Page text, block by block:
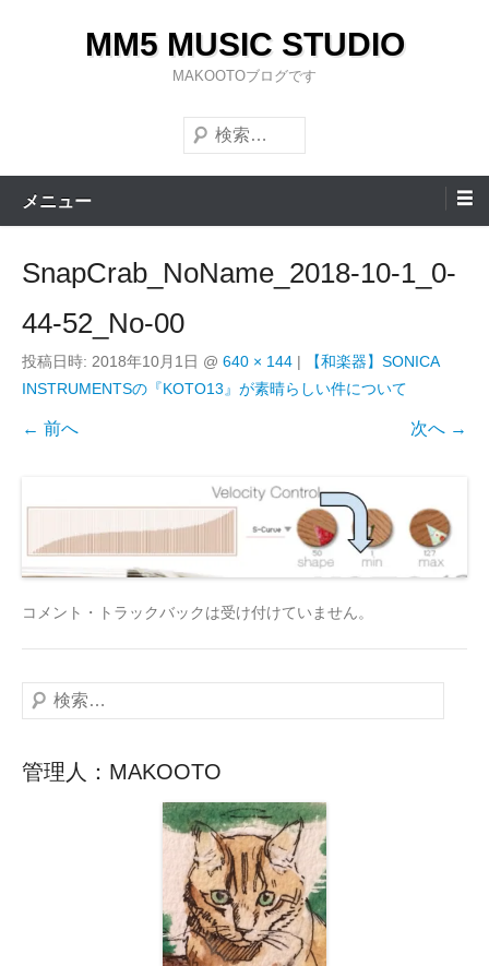
キ
MM5 MUSIC STUDIO
MAKOOTOブログです
検
索
メニュー
SnapCrab_NoName_2018-10-1_0-
44-52_No-00
投稿日時: 2018年10月1日 @ 640 × 144 |
【和楽器】SONICA
INSTRUMENTSの『KOTO13』が素晴らしい件について
← 前へ 次へ →
コメント・トラックバックは受け付けていません。
検
管理人：MAKOOTO